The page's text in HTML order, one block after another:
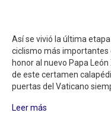
Así se vivió la última
ciclismo más importantes
honor al nuevo Papa
de este certamen
puertas del Vaticano
Leer más